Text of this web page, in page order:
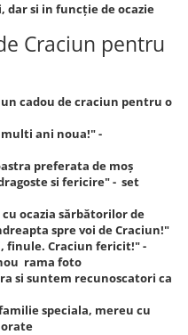
dar si in funcție de ocazie
Craciun pentru
cadou de craciun pentru o
ani noua!" -
preferata de moș
si fericire" - set
ocazia sărbătorilor de
spre voi de Craciun!"
finule. Craciun fericit!" -
rama foto
si suntem recunoscatori ca
speciala, mereu cu